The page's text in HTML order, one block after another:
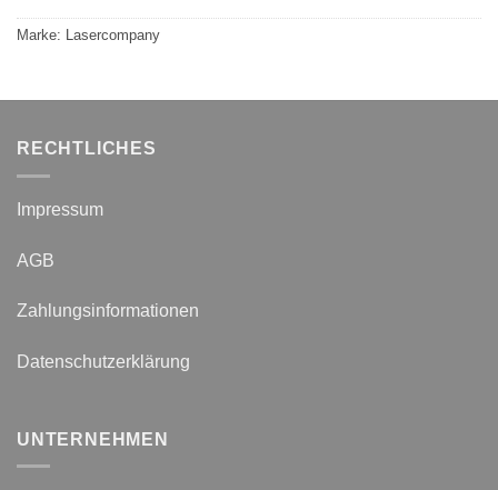
Marke: Lasercompany
RECHTLICHES
Impressum
AGB
Zahlungsinformationen
Datenschutzerklärung
UNTERNEHMEN